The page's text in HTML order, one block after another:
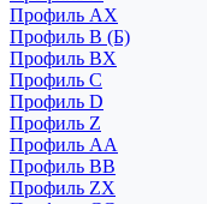
Профиль AX
Профиль B (Б)
Профиль BX
Профиль C
Профиль D
Профиль Z
Профиль АА
Профиль BB
Профиль ZX